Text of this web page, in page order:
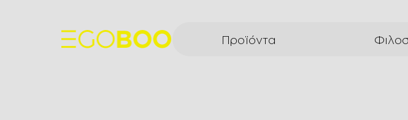
Προϊόντα